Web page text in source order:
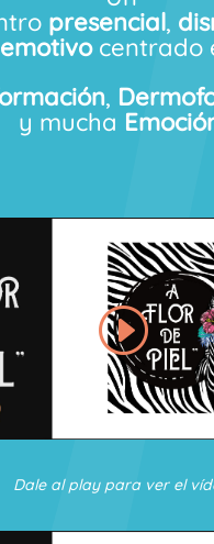
presencial,
emotivo centrado
,
y mucha
Dale al play para ver el